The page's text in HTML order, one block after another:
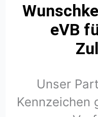
eVB
Unser
Kennzeichen